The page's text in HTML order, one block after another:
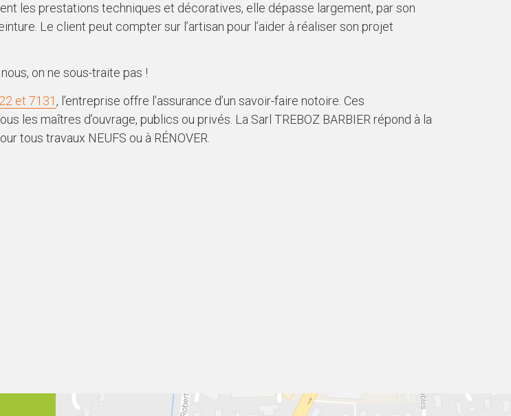
les prestations techniques et décoratives, elle dépasse largement, par son
Le client peut compter sur l’artisan pour l’aider à réaliser son projet
on ne sous-traite pas !
et 7131 , l’entreprise offre l’assurance d’un savoir-faire notoire. Ces
les maîtres d’ouvrage, publics ou privés. La Sarl TREBOZ BARBIER répond à la
tous travaux NEUFS ou à RÉNOVER.